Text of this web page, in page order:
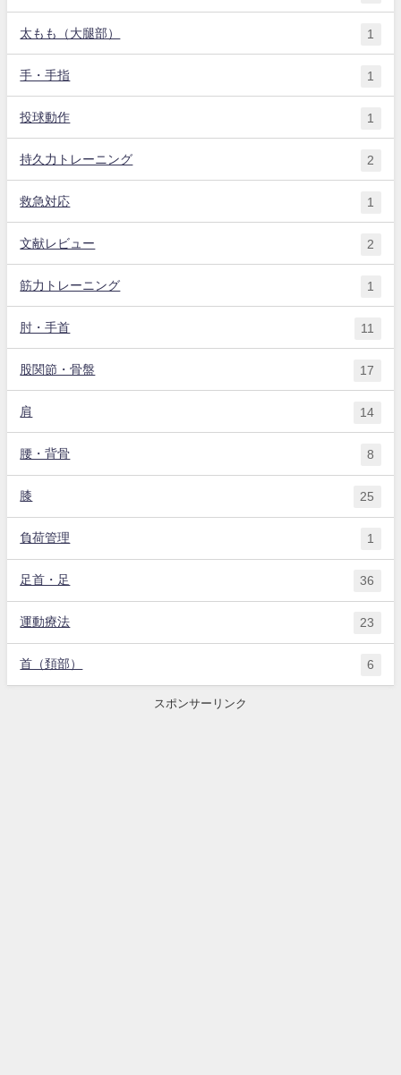
太もも（大腿部） 1
手・手指 1
投球動作 1
持久力トレーニング 2
救急対応 1
文献レビュー 2
筋力トレーニング 1
肘・手首 11
股関節・骨盤 17
肩 14
腰・背骨 8
膝 25
負荷管理 1
足首・足 36
運動療法 23
首（頚部） 6
スポンサーリンク